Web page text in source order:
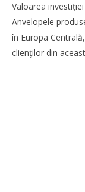
Valoarea
Anvelopele
în Europa
clienților din